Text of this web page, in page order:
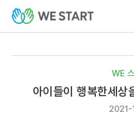
WE
아이들이 행복한세상
2021-